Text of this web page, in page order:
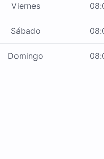
Viernes
Sábado
Domingo